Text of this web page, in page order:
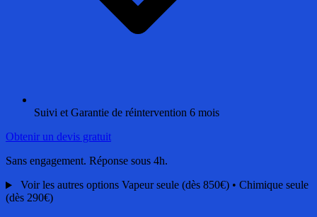
Suivi et Garantie de réintervention 6 mois
Obtenir un devis gratuit
Sans engagement. Réponse sous 4h.
Voir les autres options Vapeur seule (dès 850€) • Chimique seule
(dès 290€)